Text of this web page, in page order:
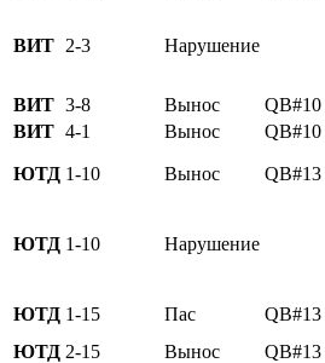
ВИТ 2-3 Нарушение
ВИТ 3-8 Вынос QB#10
ВИТ 4-1 Вынос QB#10
ЮТД 1-10 Вынос QB#13
ЮТД 1-10 Нарушение
ЮТД 1-15 Пас QB#13
ЮТД 2-15 Вынос QB#13